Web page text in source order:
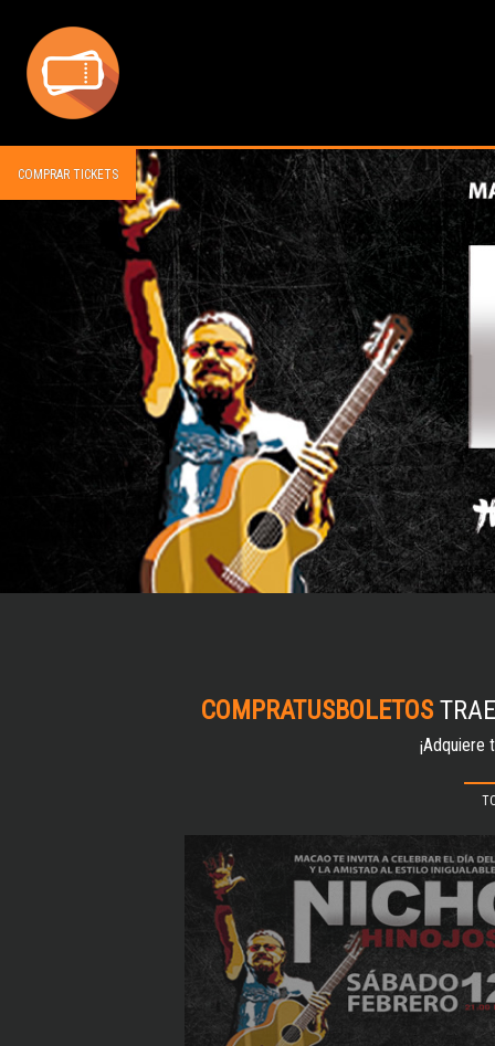
COMPRAR TICKETS
COMPRATUSBOLETOS
¡Adquiere